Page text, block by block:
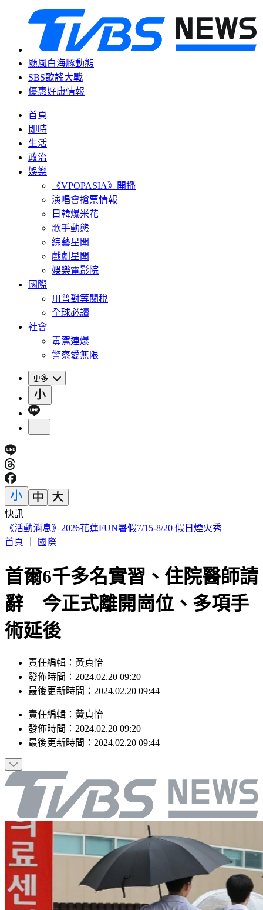
颱風白海豚動態
SBS歌謠大戰
優惠好康情報
首頁
即時
生活
政治
娛樂
《VPOPASIA》開播
演唱會搶票情報
日韓爆米花
歌手動態
綜藝星聞
戲劇星聞
娛樂電影院
國際
川普對等關稅
全球必讀
社會
毒駕連爆
警察愛無限
更多
快訊
印度女與兄大吵後暴走！ 竟朝9月大姪子嘴裡「猛灌強力
膠」
首爾6千多名實習、住院醫師請
辭 今正式離開崗位、多項手
術延後
責任編輯：黃貞怡
發佈時間：2024.02.20 09:20
責任編輯 ： 黃貞怡
發佈時間：2024.02.20 09:20